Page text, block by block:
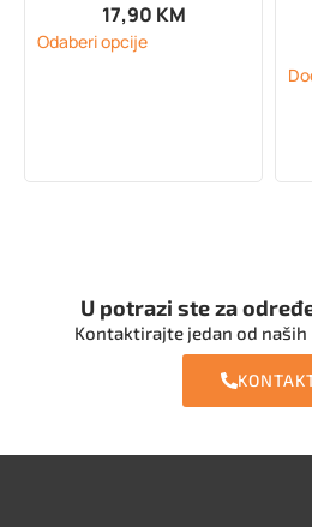
17,90 KM
Odaberi opcije
U potrazi ste za
Kontaktirajte jedan od naših